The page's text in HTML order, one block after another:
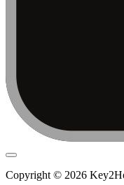
Copyright © 2026